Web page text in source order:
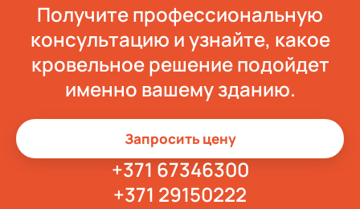
Получите профессиональную
консультацию и узнайте, какое
кровельное решение подойдет
именно вашему зданию.
Запросить цену
+371 67346300
+371 29150222